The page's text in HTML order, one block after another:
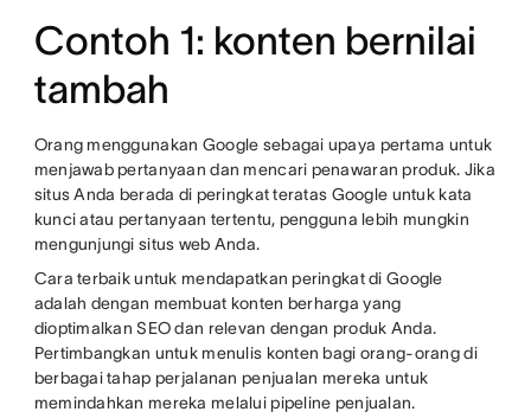
Contoh 1: konten bernilai
tambah
Orang menggunakan Google sebagai upaya pertama untuk
menjawab pertanyaan dan mencari penawaran produk. Jika
situs Anda berada di peringkat teratas Google untuk kata
kunci atau pertanyaan tertentu, pengguna lebih mungkin
mengunjungi situs web Anda.
Cara terbaik untuk mendapatkan peringkat di Google
adalah dengan membuat konten berharga yang
dioptimalkan SEO dan relevan dengan produk Anda.
Pertimbangkan untuk menulis konten bagi orang-orang di
berbagai tahap perjalanan penjualan mereka untuk
memindahkan mereka melalui pipeline penjualan.